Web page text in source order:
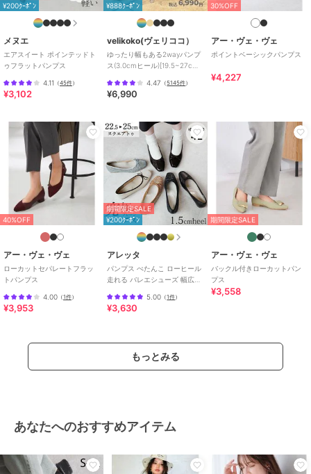
¥200ｸｰﾎﾟﾝ
メヌエ
エアスイート ポインテッドト
ゥフラットパンプス
4.11 （45件）
¥3,102
¥888ｸｰﾎﾟﾝ
velikoko(ヴェリココ）
ゆったり幅もある2wayパンプ
ス(3.0cmヒール)[19.5~27cm]
4.47 （5145件）
¥6,990
30%OFF
アー・ヴェ・ヴェ
ポイントベーシックパンプス
¥4,227
40%OFF
アー・ヴェ・ヴェ
ローカットセパレートフラッ
トパンプス
4.00 （1件）
¥3,953
期間限定SALE
¥200ｸｰﾎﾟﾝ
アレッタ
パンプス ぺたんこ ローヒール
走れる バレエシューズ 幅広
5.00 （1件）
¥3,630
期間限定SALE
アー・ヴェ・ヴェ
バックル付きローカットパン
プス
¥3,558
もっとみる
あなたへのおすすめアイテム